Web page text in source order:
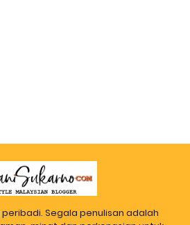
Segala penulisan adalah